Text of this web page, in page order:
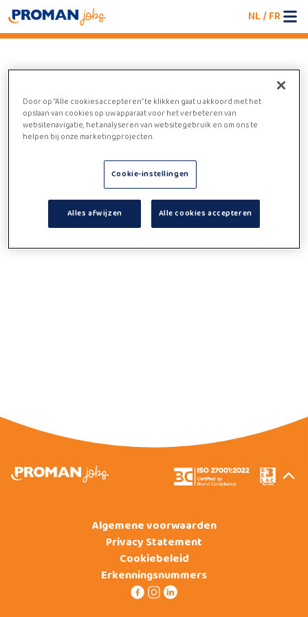
NL/FR
We're having trouble loading the jobboard. Please
refresh the page or try again later.
Algemene voorwaarden
Privacy Statement
Cookiebeleid
Erkenningsnummers
Door op “Alle cookies accepteren” te klikken gaat u akkoord met het
opslaan van cookies op uw apparaat voor het verbeteren van
websitenavigatie, het analyseren van websitegebruik en om ons te
helpen bij onze marketingprojecten.
Cookie-instellingen
Alles afwijzen Alle cookies accepteren